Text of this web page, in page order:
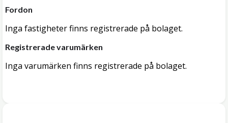
Fordon
Inga fastigheter finns registrerade på bolaget.
Registrerade varumärken
Inga varumärken finns registrerade på bolaget.